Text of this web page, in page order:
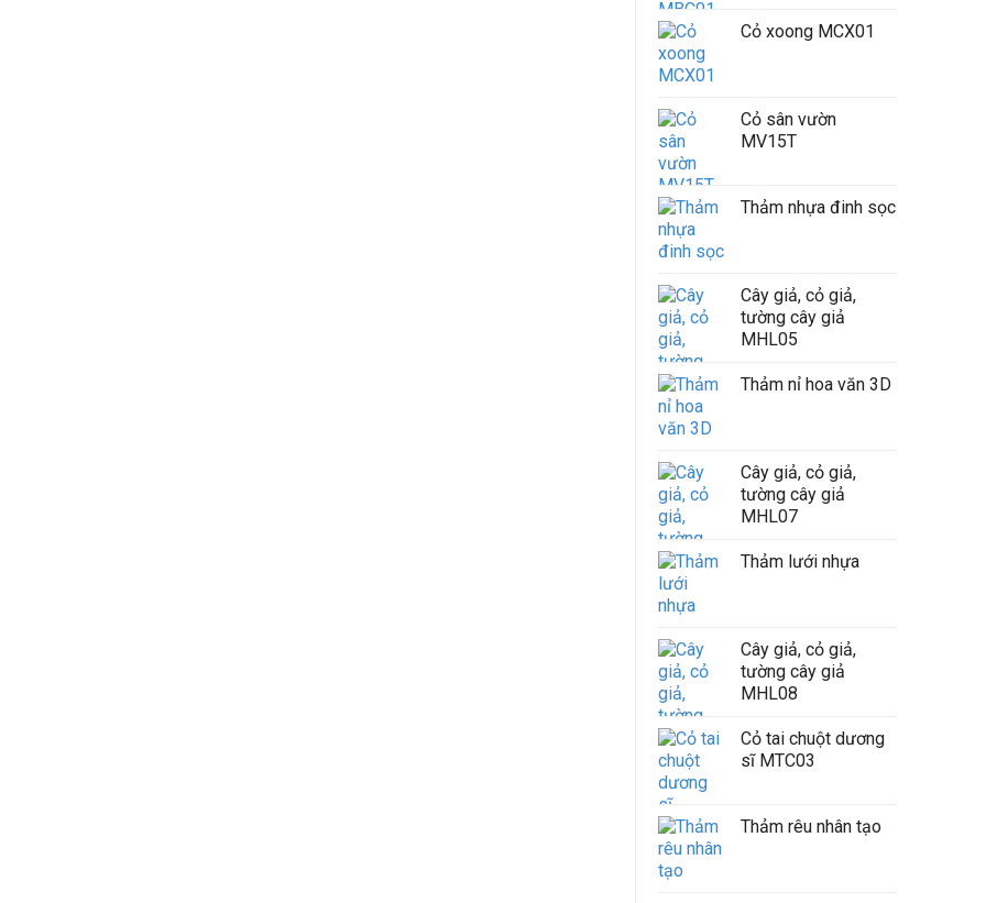
Cỏ xoong MCX01
Cỏ sân vườn
MV15T
Thảm nhựa đinh sọc
Cây giả, cỏ giả,
tường cây giả
MHL05
Thảm nỉ hoa văn 3D
Cây giả, cỏ giả,
tường cây giả
MHL07
Thảm lưới nhựa
Cây giả, cỏ giả,
tường cây giả
MHL08
Cỏ tai chuột dương
sĩ MTC03
Thảm rêu nhân tạo